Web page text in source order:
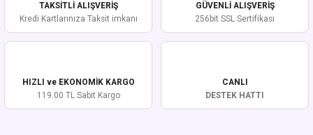
TAKSİTLİ ALIŞVERİŞ
Kredi Kartlarınıza Taksit imkanı
GÜVENLİ ALIŞVERİŞ
256bit SSL Sertifikası
HIZLI ve EKONOMİK KARGO
119.00 TL Sabit Kargo
CANLI
DESTEK HATTI